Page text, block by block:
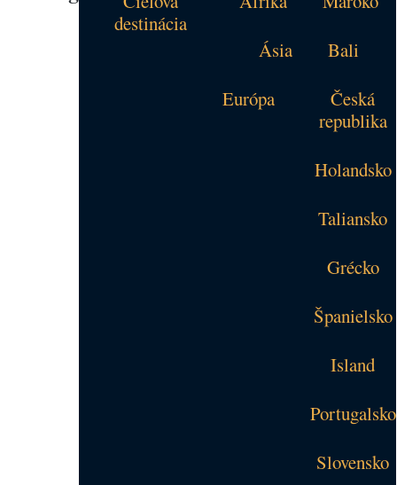
destinácia
Ásia
Bali
Európa
Česká
republika
Holandsko
Taliansko
Grécko
Španielsko
Island
Portugalsko
Slovensko